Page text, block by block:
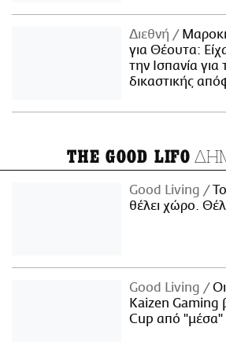
Διεθνή
για Θέουτα:
την Ισπανία για
δικαστικής
THE GOOD LIFO
Good Living
Το
θέλει χώρο.
Good Living
Οι
Kaizen Gaming
Cup από "μέσα"